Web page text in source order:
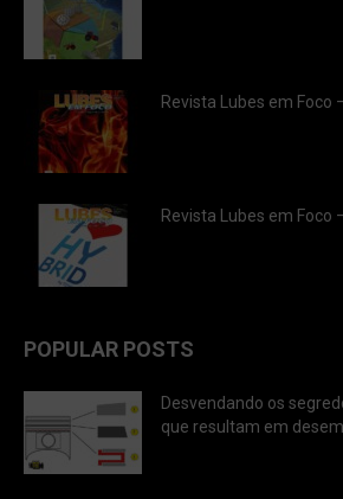
Revista Lubes em Foco
Revista Lubes em Foco
POPULAR POSTS
Desvendando os
que resultam em